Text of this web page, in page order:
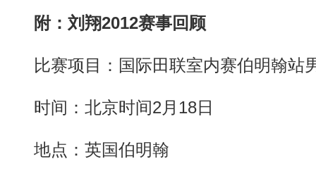
附：刘翔2012赛事回顾
比赛项目：国际田联室内赛伯明翰站
时间：北京时间2月18日
地点：英国伯明翰